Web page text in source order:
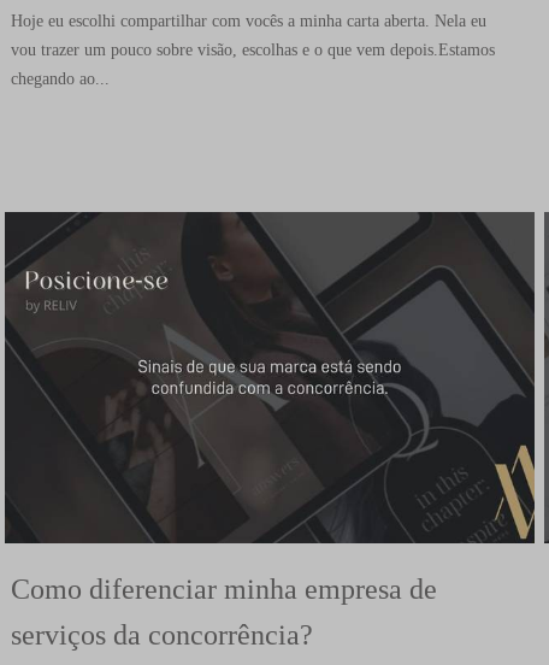
Hoje eu escolhi compartilhar com vocês a minha carta aberta. Nela eu
vou trazer um pouco sobre visão, escolhas e o que vem depois.Estamos
chegando ao...
Como diferenciar minha empresa de
serviços da concorrência?